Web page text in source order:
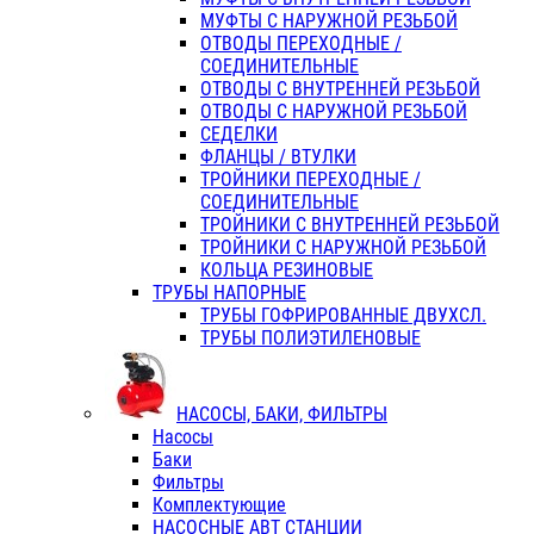
МУФТЫ С НАРУЖНОЙ РЕЗЬБОЙ
ОТВОДЫ ПЕРЕХОДНЫЕ /
СОЕДИНИТЕЛЬНЫЕ
ОТВОДЫ С ВНУТРЕННЕЙ РЕЗЬБОЙ
ОТВОДЫ С НАРУЖНОЙ РЕЗЬБОЙ
СЕДЕЛКИ
ФЛАНЦЫ / ВТУЛКИ
ТРОЙНИКИ ПЕРЕХОДНЫЕ /
СОЕДИНИТЕЛЬНЫЕ
ТРОЙНИКИ С ВНУТРЕННЕЙ РЕЗЬБОЙ
ТРОЙНИКИ С НАРУЖНОЙ РЕЗЬБОЙ
КОЛЬЦА РЕЗИНОВЫЕ
ТРУБЫ НАПОРНЫЕ
ТРУБЫ ГОФРИРОВАННЫЕ ДВУХСЛ.
ТРУБЫ ПОЛИЭТИЛЕНОВЫЕ
НАСОСЫ, БАКИ, ФИЛЬТРЫ
Насосы
Баки
Фильтры
Комплектующие
НАСОСНЫЕ АВТ СТАНЦИИ